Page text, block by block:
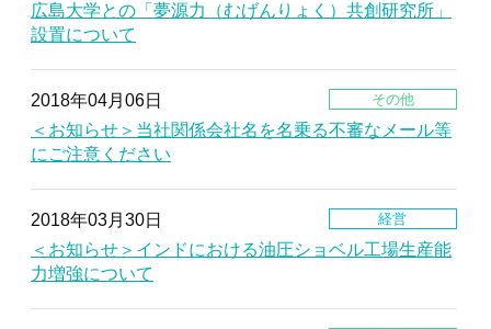
広島大学との「夢源力（むげんりょく）共創研究所」
設置について
2018年04月06日
＜お知らせ＞当社関係会社名を名乗る不審なメール等
にご注意ください
2018年03月30日
＜お知らせ＞インドにおける油圧ショベル工場生産能
力増強について